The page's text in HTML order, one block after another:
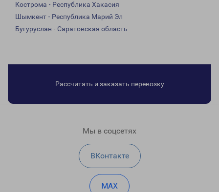
Кострома - Республика Хакасия
Шымкент - Республика Марий Эл
Бугуруслан - Саратовская область
Рассчитать и заказать перевозку
Мы в соцсетях
ВКонтакте
MAX